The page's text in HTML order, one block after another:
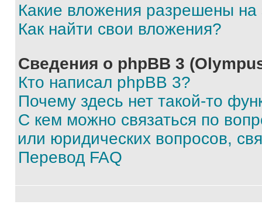
Какие вложения разрешены
Как найти свои вложения?
Сведения о phpBB 3
Кто написал phpBB 3?
Почему здесь нет такой-то
С кем можно связаться по
или юридических вопросов,
Перевод FAQ